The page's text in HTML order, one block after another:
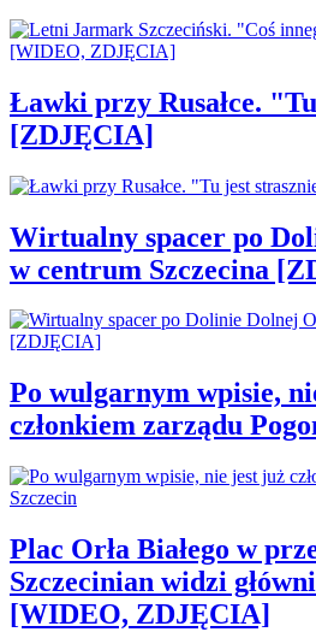
Ławki przy Rusałce.
[ZDJĘCIA]
Wirtualny spacer po
w centrum Szczecina
Po wulgarnym wpisie,
członkiem zarządu
Plac Orła Białego w
Szczecinian widzi
[WIDEO, ZDJĘCIA]